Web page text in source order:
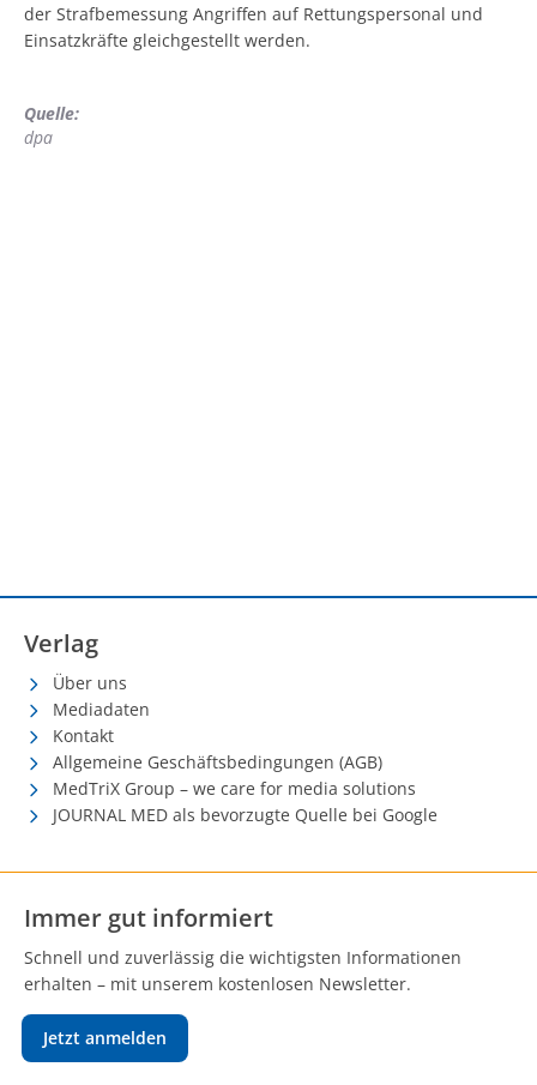
der Strafbemessung Angriffen auf Rettungspersonal und
Einsatzkräfte gleichgestellt werden.
Quelle:
dpa
Verlag
Über uns
Mediadaten
Kontakt
Allgemeine Geschäftsbedingungen (AGB)
MedTriX Group – we care for media solutions
JOURNAL MED als bevorzugte Quelle bei Google
Immer gut informiert
Schnell und zuverlässig die wichtigsten Informationen
erhalten – mit unserem kostenlosen Newsletter.
Jetzt anmelden